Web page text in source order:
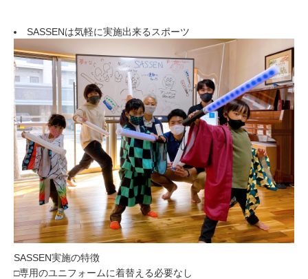
SASSENは気軽に実施出来るスポーツ
SASSEN実施の特徴
□専用のユニフォームに着替える必要なし